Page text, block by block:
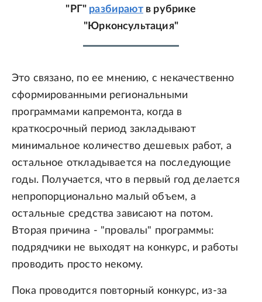
"РГ" разбираютв рубрике
"Юрконсультация"
Это связано, по ее мнению, с некачественно
сформированными региональными
программами капремонта, когда в
краткосрочный период закладывают
минимальное количество дешевых работ, а
остальное откладывается на последующие
годы. Получается, что в первый год делается
непропорционально малый объем, а
остальные средства зависают на потом.
Вторая причина - "провалы" программы:
подрядчики не выходят на конкурс, и работы
проводить просто некому.
Пока проводится повторный конкурс, из-за